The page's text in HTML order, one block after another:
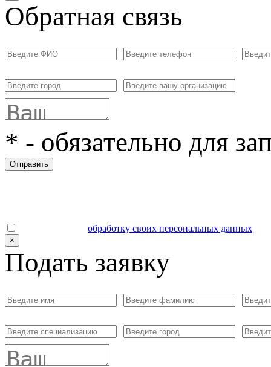
Обратная связь
* - обязательно для
Отправить
обработку своих персональных данных
×
Подать заявку